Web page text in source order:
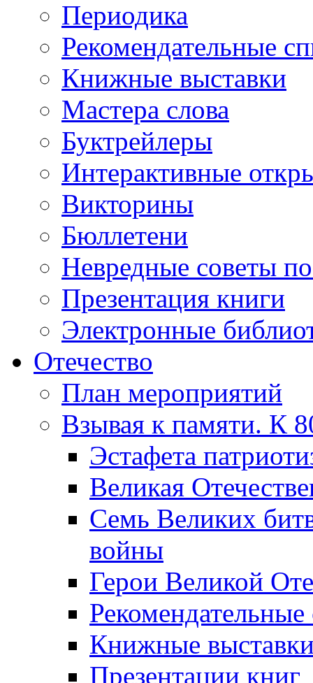
Периодика
Рекомендательные
Книжные выставки
Мастера слова
Буктрейлеры
Интерактивные
Викторины
Бюллетени
Невредные советы
Презентация книги
Электронные
Отечество
План мероприятий
Взывая к памяти. К
Эcтафета
Великая
Семь Великих
войны
Герои Великой
Рекомендательные
Книжные
Презентации книг